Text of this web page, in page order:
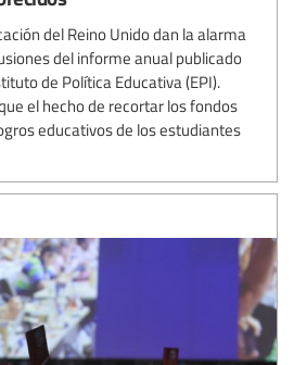
del Reino Unido dan la alarma
del informe anual publicado
de Política Educativa (EPI).
el hecho de recortar los fondos
educativos de los estudiantes